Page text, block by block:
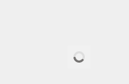
Loading…